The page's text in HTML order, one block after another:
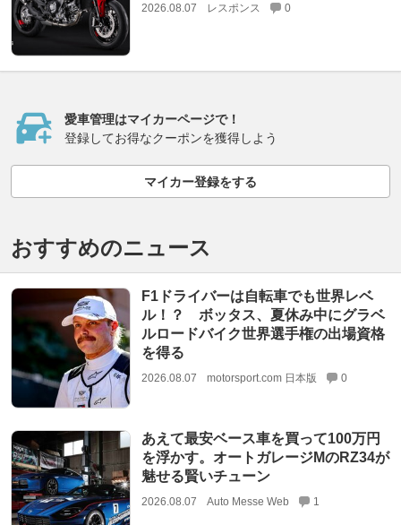
2026.08.07 レスポンス 0
愛車管理はマイカーページで！
登録してお得なクーポンを獲得しよう
マイカー登録をする
おすすめのニュース
F1ドライバーは自転車でも世界レベ
ル！？ ボッタス、夏休み中にグラベ
ルロードバイク世界選手権の出場資格
を得る
2026.08.07 motorsport.com 日本版 0
あえて最安ベース車を買って100万円
を浮かす。オートガレージMのRZ34が
魅せる賢いチューン
2026.08.07 Auto Messe Web 1